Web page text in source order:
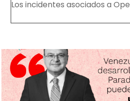
Los incidentes asociados a